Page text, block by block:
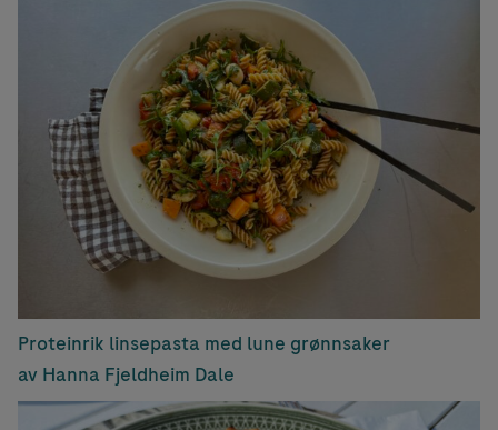
Proteinrik linsepasta med lune grønnsaker
av Hanna Fjeldheim Dale